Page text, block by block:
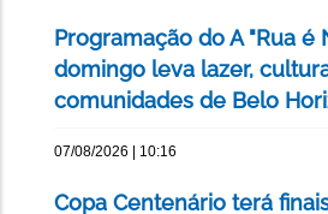
Programação do A "Rua é
domingo leva lazer,
comunidades de Belo
07/08/2026 | 10:16
Copa Centenário terá